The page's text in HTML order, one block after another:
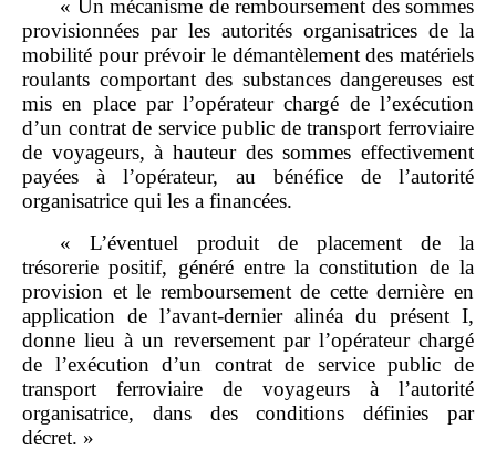
« Un mécanisme de remboursement des sommes
provisionnées par les autorités organisatrices de la
mobilité pour prévoir le démantèlement des matériels
roulants comportant des substances dangereuses est
mis en place par l’opérateur chargé de l’exécution
d’un contrat de service public de transport ferroviaire
de voyageurs, à hauteur des sommes effectivement
payées à l’opérateur, au bénéfice de l’autorité
organisatrice qui les a financées.
« L’éventuel produit de placement de la
trésorerie positif, généré entre la constitution de la
provision et le remboursement de cette dernière en
application de l’avant‑dernier alinéa du présent I,
donne lieu à un reversement par l’opérateur chargé
de l’exécution d’un contrat de service public de
transport ferroviaire de voyageurs à l’autorité
organisatrice, dans des conditions définies par
décret. »